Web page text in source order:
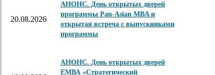
20.08.2026
АНОНС. День открытых дверей
программы Pan-Asian MBA и
открытая встреча с выпускниками
программы
АНОНС. День открытых дверей
ЕМВА «Стратегический